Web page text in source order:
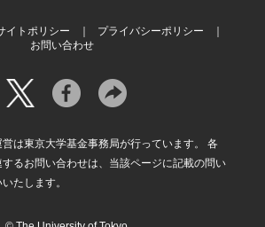
イトポリシー
プライバシーポリシー
お問い合わせ
は東京大学基金事務局が行っています。 各
るお問い合わせは、当該ページに記載の問い
たします。